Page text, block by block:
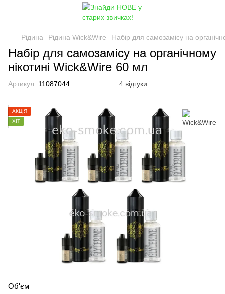
Рідина Рідина Wick&Wire Набір для самозамісу на
Набір для самозамісу на органічному
нікотині Wick&Wire 60 мл
Артикул: 11087044 4 відгуки
АКЦІЯ
ХІТ
Об'єм